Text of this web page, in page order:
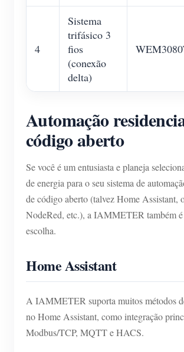
4
Sistema
trifásico 3
fios
(conexão
delta)
Automação
código aberto
Se você é um entusiasta e planeja
de energia para o seu sistema de
de código aberto (talvez Home Assistant,
NodeRed, etc.), a IAMMETER também
escolha.
Home Assistant
A IAMMETER suporta muitos métodos
no Home Assistant, como integração
Modbus/TCP, MQTT e HACS.